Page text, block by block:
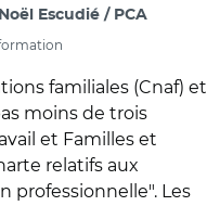
Escudié / PCA
familiales (Cnaf) et
moins de trois
et Familles et
relatifs aux
professionnelle". Les